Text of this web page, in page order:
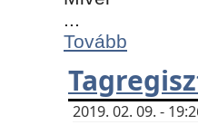
...
Tovább
2019. 02. 09. -